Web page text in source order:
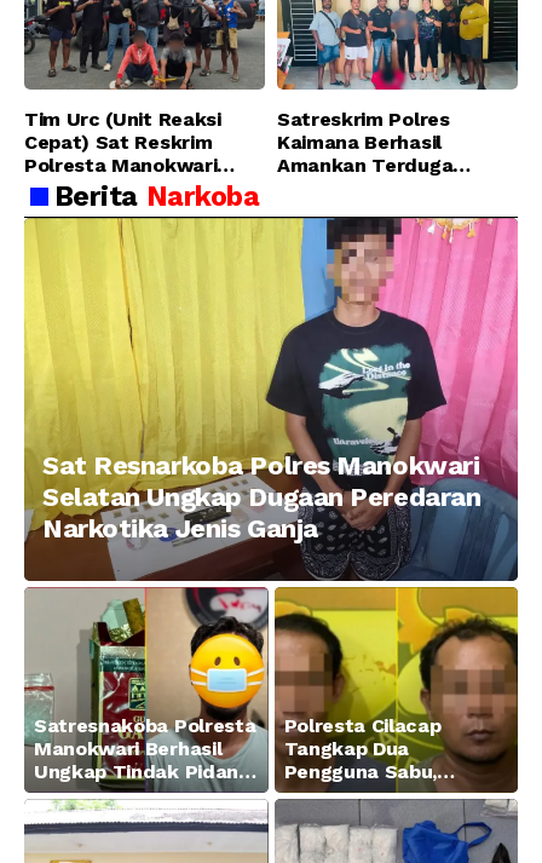
di SP 4 Distrik Prafi kab.
Manokwari
Tim Urc (Unit Reaksi
Cepat) Sat Reskrim
Polresta Manokwari
Berhasil Tangkap 2
Pelaku Pengeroyokan di
Taman Ria kab.
Manokwari
Satreskrim Polres
Kaimana Berhasil
Amankan Terduga
Menggunakan Senjata
Tajam
Berita Narkoba
Sat Resnarkoba Polres Manokwari
Selatan Ungkap Dugaan Peredaran
Narkotika Jenis Ganja
Satresnakoba Polresta
Manokwari Berhasil
Ungkap Tindak Pidana
Narkotika Golongan I
Jenis Sabu di Jalan
Swapen Perkebunan
Polresta Cilacap
Tangkap Dua
Pengguna Sabu,
Amankan Paket 0,34
Gram